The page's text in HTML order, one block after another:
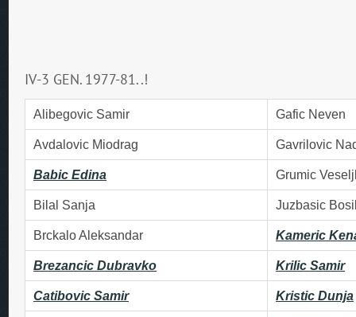
IV-3 GEN. 1977-81..!
Alibegovic Samir Gafic Neven
Avdalovic Miodrag Gavrilovic
Babic Edina Grumic
Bilal Sanja Juzbasic
Brckalo Aleksandar Kameric
Brezancic Dubravko Krilic Samir
Catibovic Samir Kristic Dunja